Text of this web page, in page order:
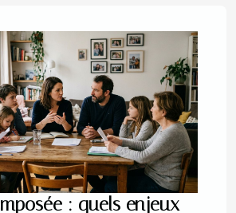
: quels enjeux